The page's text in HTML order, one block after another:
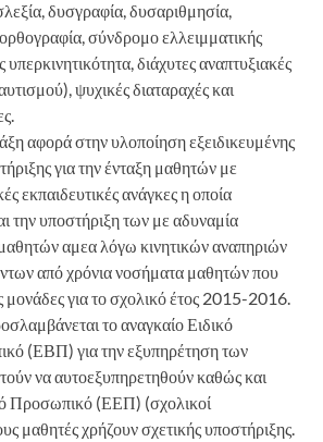
δυσγραφία, δυσαριθμησία,
σύνδρομο ελλειμματικής
διάχυτες αναπτυξιακές
ψυχικές διαταραχές και
αφορά στην υλοποίηση εξειδικευμένης
για την ένταξη μαθητών με
εκπαιδευτικές ανάγκες η οποία
την υποστήριξη των με αδυναμία
αμεα λόγω κινητικών αναπηριών
από χρόνια νοσήματα μαθητών που
μονάδες για το σχολικό έτος 2015-2016.
το αναγκαίο Ειδικό
(ΕΒΠ) για την εξυπηρέτηση των
να αυτοεξυπηρετηθούν καθώς και
Προσωπικό (ΕΕΠ) (σχολικοί
μαθητές χρήζουν σχετικής υποστήριξης.